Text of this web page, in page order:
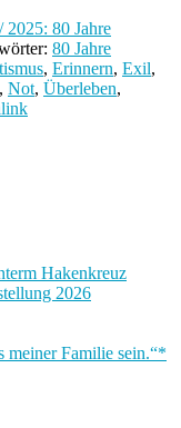
2025: 80 Jahre
80 Jahre
, Erinnern, Exil,
, Not, Überleben,
Hakenkreuz
2026
meiner Familie sein.“*